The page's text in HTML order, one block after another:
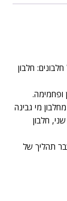
חלבון
ופחמימה.
מי גבינה
חלבון
תהליך של